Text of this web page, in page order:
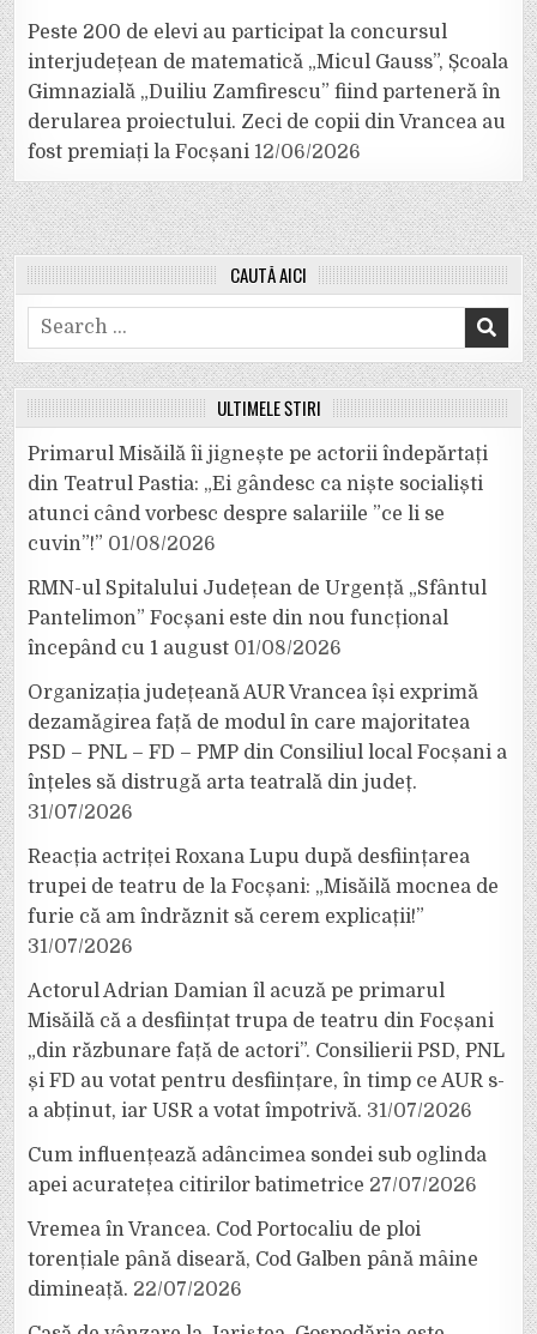
Peste 200 de elevi au participat la concursul
interjudețean de matematică „Micul Gauss”, Școala
Gimnazială „Duiliu Zamfirescu” fiind parteneră în
derularea proiectului. Zeci de copii din Vrancea au
fost premiați la Focșani 12/06/2026
CAUTĂ AICI
Search
for:
ULTIMELE ȘTIRI
Primarul Misăilă îi jignește pe actorii îndepărtați
din Teatrul Pastia: „Ei gândesc ca niște socialiști
atunci când vorbesc despre salariile ”ce li se
cuvin”!” 01/08/2026
RMN-ul Spitalului Județean de Urgență „Sfântul
Pantelimon” Focșani este din nou funcțional
începând cu 1 august 01/08/2026
Organizația județeană AUR Vrancea își exprimă
dezamăgirea față de modul în care majoritatea
PSD – PNL – FD – PMP din Consiliul local Focșani a
înțeles să distrugă arta teatrală din județ.
31/07/2026
Reacția actriței Roxana Lupu după desființarea
trupei de teatru de la Focșani: „Misăilă mocnea de
furie că am îndrăznit să cerem explicații!”
31/07/2026
Actorul Adrian Damian îl acuză pe primarul
Misăilă că a desființat trupa de teatru din Focșani
„din răzbunare față de actori”. Consilierii PSD, PNL
și FD au votat pentru desființare, în timp ce AUR s-
a abținut, iar USR a votat împotrivă. 31/07/2026
Cum influențează adâncimea sondei sub oglinda
apei acuratețea citirilor batimetrice 27/07/2026
Vremea în Vrancea. Cod Portocaliu de ploi
torențiale până diseară, Cod Galben până mâine
dimineață. 22/07/2026